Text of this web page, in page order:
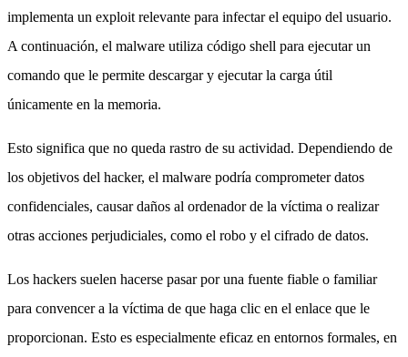
implementa un exploit relevante para infectar el equipo del usuario.
A continuación, el malware utiliza código shell para ejecutar un
comando que le permite descargar y ejecutar la carga útil
únicamente en la memoria.
Esto significa que no queda rastro de su actividad. Dependiendo de
los objetivos del hacker, el malware podría comprometer datos
confidenciales, causar daños al ordenador de la víctima o realizar
otras acciones perjudiciales, como el robo y el cifrado de datos.
Los hackers suelen hacerse pasar por una fuente fiable o familiar
para convencer a la víctima de que haga clic en el enlace que le
proporcionan. Esto es especialmente eficaz en entornos formales, en